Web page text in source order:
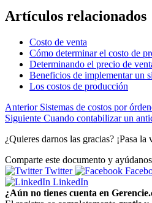
Artículos relacionados
Costo de venta
Cómo determinar el costo de
Determinando el precio de
Beneficios de implementar un
Los costos de producción
Anterior Sistemas de costos por
Siguiente Cuando contabilizar un
¿Quieres darnos las gracias? ¡Pasa la
Comparte este documento y
Twitter
LinkedIn
¿Aún no tienes cuenta en